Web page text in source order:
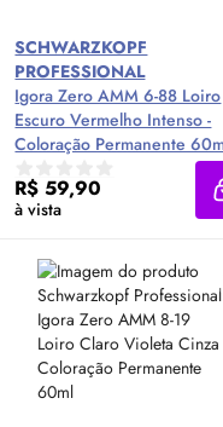
SCHWARZKOPF
PROFESSIONAL
Igora Zero AMM 6-88 Loiro
Escuro Vermelho Intenso -
Coloração Permanente
R$ 59,90
à vista